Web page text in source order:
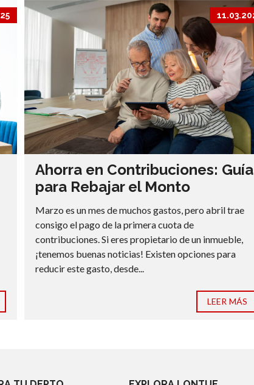
Ahorra en Contribuciones: Guía
para Rebajar el Monto
Marzo es un mes de muchos gastos, pero abril trae
consigo el pago de la primera cuota de
contribuciones. Si eres propietario de un inmueble,
¡tenemos buenas noticias! Existen opciones para
reducir este gasto, desde...
LEER MÁS